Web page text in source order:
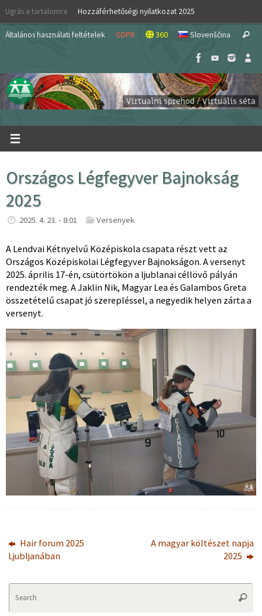
Skip
content
Ugrás a tartalomra Hozzáférhetőségi nyilatkozat 2025
Általános használati feltételek GDPR 360 Slovenščina Search
Országos Légfegyver Bajnokság
2025
2025. 4. 23. - 8:01 Versenyek
A Lendvai Kétnyelvű Középiskola csapata részt vett az
Országos Középiskolai Légfegyver Bajnokságon. A versenyt
2025. április 17-én, csütörtökön a ljublanai céllövő pályán
rendezték meg. A Jaklin Nik, Magyar Lea és Galambos Greta
összetételű csapat jó szerepléssel, a negyedik helyen zárta a
versenyt.
Hair forum 2025
Ljubljanában
A magyar költészet napja
2025